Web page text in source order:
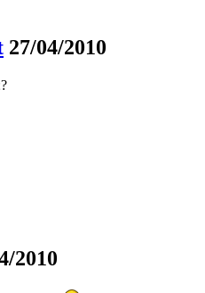
27/04/2010
2010